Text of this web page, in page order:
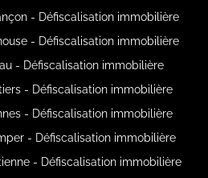
- Défiscalisation immobilière
- Défiscalisation immobilière
- Défiscalisation immobilière
- Défiscalisation immobilière
- Défiscalisation immobilière
- Défiscalisation immobilière
- Défiscalisation immobilière